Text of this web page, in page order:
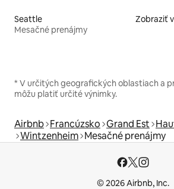
Seattle
Mesačné prenájmy
Zobraziť
* V určitých geografických oblastiach a
môžu platiť určité výnimky.
Airbnb Francúzsko Grand Est
Wintzenheim Mesačné prenájmy
© 2026 Airbnb, Inc.